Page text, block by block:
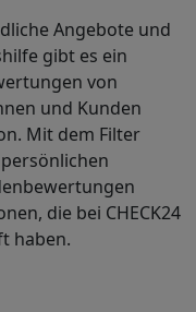
Angebote und
gibt es ein
von
und Kunden
Mit dem Filter
die bei CHECK24
haben.